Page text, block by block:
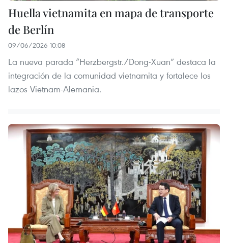
Huella vietnamita en mapa de transporte
de Berlín
09/06/2026 10:08
La nueva parada “Herzbergstr./Dong-Xuan” destaca la
integración de la comunidad vietnamita y fortalece los
lazos Vietnam-Alemania.